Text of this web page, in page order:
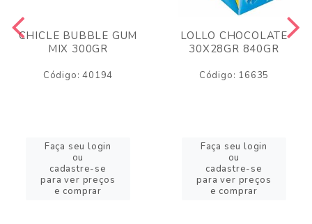
CHICLE BUBBLE GUM
MIX 300GR
Código: 40194
Faça seu login
ou
cadastre-se
para ver preços
e comprar
LOLLO CHOCOLATE
30X28GR 840GR
Código: 16635
Faça seu login
ou
cadastre-se
para ver preços
e comprar